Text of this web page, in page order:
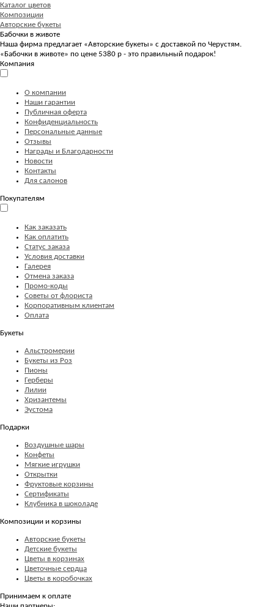
Каталог цветов
Композиции
Авторские букеты
Бабочки в животе
Наша фирма предлагает «Авторские букеты» с доставкой по Черустям.
«Бабочки в животе» по цене 5380 р - это правильный подарок!
Компания
О компании
Наши гарантии
Публичная оферта
Конфиденциальность
Персональные данные
Отзывы
Награды и Благодарности
Новости
Контакты
Для салонов
Покупателям
Как заказать
Как оплатить
Статус заказа
Условия доставки
Галерея
Отмена заказа
Промо-коды
Советы от флориста
Корпоративным клиентам
Оплата
Букеты
Альстромерии
Букеты из Роз
Пионы
Герберы
Лилии
Хризантемы
Эустома
Подарки
Воздушные шары
Конфеты
Мягкие игрушки
Открытки
Фруктовые корзины
Сертификаты
Клубника в шоколаде
Композиции и корзины
Авторские букеты
Детские букеты
Цветы в корзинах
Цветочные сердца
Цветы в коробочках
Принимаем к оплате